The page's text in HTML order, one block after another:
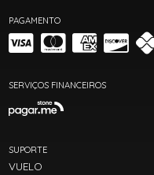
PAGAMENTO
SERVIÇOS FINANCEIROS
SUPORTE
VUELO